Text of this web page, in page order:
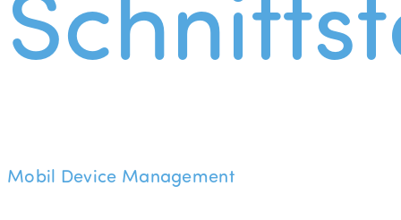
Mobil Device Management